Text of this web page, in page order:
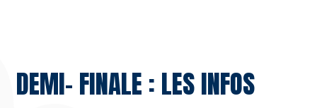
DEMI- FINALE : LES INFOS